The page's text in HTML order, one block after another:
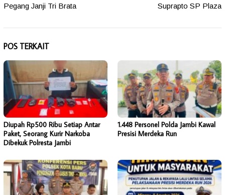
Pegang Janji Tri Brata
Suprapto SP Plaza
POS TERKAIT
Diupah Rp500 Ribu Setiap Antar
Paket, Seorang Kurir Narkoba
Dibekuk Polresta Jambi
1.448 Personel Polda Jambi Kawal
Presisi Merdeka Run